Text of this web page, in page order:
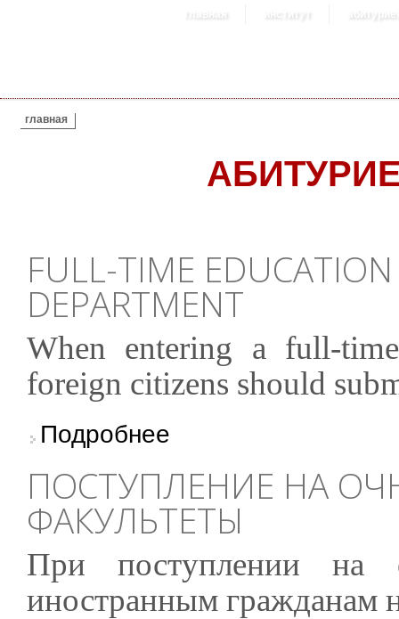
главная институт
ВЫ ЗДЕСЬ
главная
FULL-TIME
DEPARTMENT
When entering a full-
foreign citizens should
Подробнее
ПОСТУПЛЕНИЕ НА
ФАКУЛЬТЕТЫ
При поступлении на
иностранным гражданам